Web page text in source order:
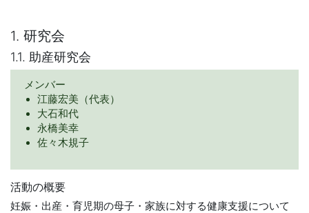
1. 研究会
1.1. 助産研究会
メンバー
江藤宏美（代表）
大石和代
永橋美幸
佐々木規子
活動の概要
妊娠・出産・育児期の母子・家族に対する健康支援について